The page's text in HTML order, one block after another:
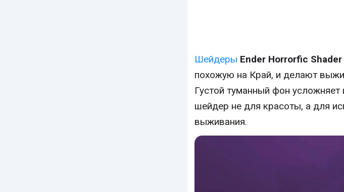
Шейдеры Ender Horrorfic Shader
похожую на Край, и делают
Густой туманный фон усложняет
шейдер не для красоты, а для
выживания.